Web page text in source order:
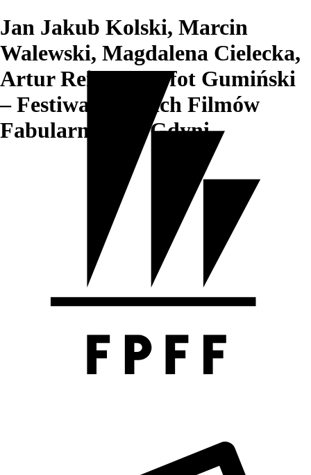
Jan Jakub Kolski, Marcin
Walewski, Magdalena Cielecka,
Artur Reinhardt, fot Gumiński
– Festiwal Polskich Filmów
Fabularnych w Gdyni